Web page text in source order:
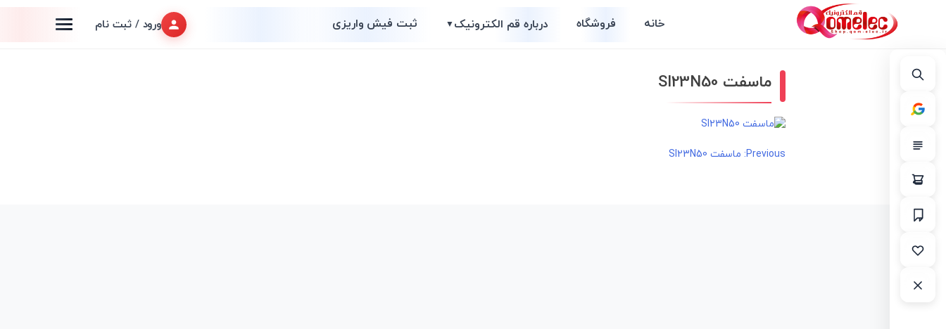
خانه فروشگاه درباره قم الکترونیک▼ ثبت فیش واریزی ورود / ثبت نام
ماسفت SI23N50
راهبری
Previous: ماسفت SI23N50